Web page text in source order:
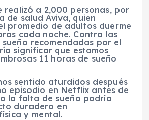
realizó a 2,000 personas, por
de salud Aviva, quien
promedio de adultos duerme
cada noche. Contra las
recomendadas por el
significar que estamos
11 horas de sueño
sentido aturdidos después
episodio en Netflix antes de
la falta de sueño podría
duradero en
y mental.